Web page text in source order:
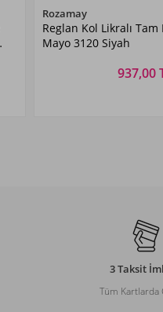
Siyah02
Rozamay
Reglan Kol Likralı
Mayo 3120 Siyah
937,00
3 Taksit
Tüm Kartlarda